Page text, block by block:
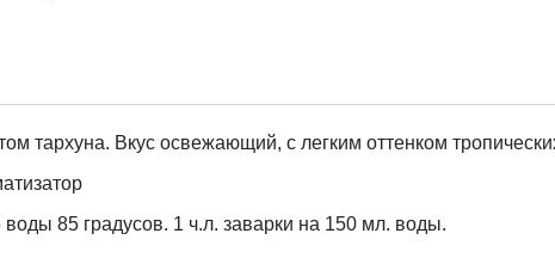
тархуна. Вкус освежающий, с легким оттенком
85 градусов. 1 ч.л. заварки на 150 мл. воды.